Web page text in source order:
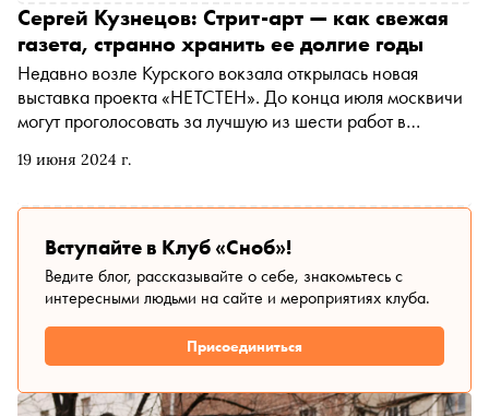
«Музыка», «Театр». Пока жюри выбирает победителей,
все желающие могут познакомиться с работами
современных авторов. Про самые интересные из них —
в материале «Сноба»
19 июня 2024 г.
Сергей Кузнецов: Стрит-арт — как свежая
газета, странно хранить ее долгие годы
Недавно возле Курского вокзала открылась новая
выставка проекта «НЕТСТЕН». До конца июля москвичи
могут проголосовать за лучшую из шести работ в
главным архитектором Москвы Сергеем Кузнецовым о
регулируют стрит-арт, стоит ли заботиться о
долговечности этого вида искусства и какой интерес к
нему проявляют девелоперы
Вступайте в Клуб «Сноб»!
Ведите блог, рассказывайте о себе, знакомьтесь с
интересными людьми на сайте и мероприятиях клуба.
Присоединиться